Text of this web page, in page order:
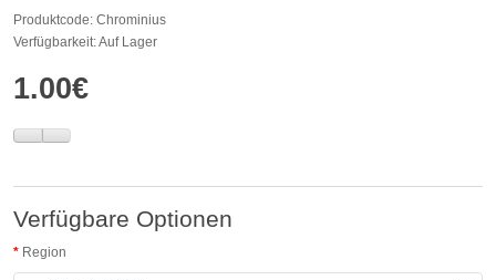
Produktcode: Chrominius
Verfügbarkeit: Auf Lager
1.00€
Verfügbare Optionen
Region